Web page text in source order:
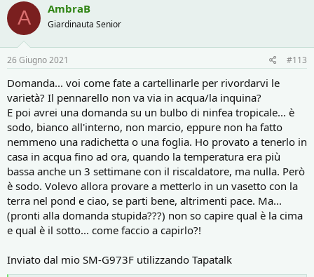
A AmbraB
Giardinauta Senior
26 Giugno 2021 #113
Domanda... voi come fate a cartellinarle per rivordarvi le
varietà? Il pennarello non va via in acqua/la inquina?
E poi avrei una domanda su un bulbo di ninfea tropicale... è
sodo, bianco all'interno, non marcio, eppure non ha fatto
nemmeno una radichetta o una foglia. Ho provato a tenerlo in
casa in acqua fino ad ora, quando la temperatura era più
bassa anche un 3 settimane con il riscaldatore, ma nulla. Però
è sodo. Volevo allora provare a metterlo in un vasetto con la
terra nel pond e ciao, se parti bene, altrimenti pace. Ma...
(pronti alla domanda stupida???) non so capire qual è la cima
e qual è il sotto... come faccio a capirlo?!
Inviato dal mio SM-G973F utilizzando Tapatalk